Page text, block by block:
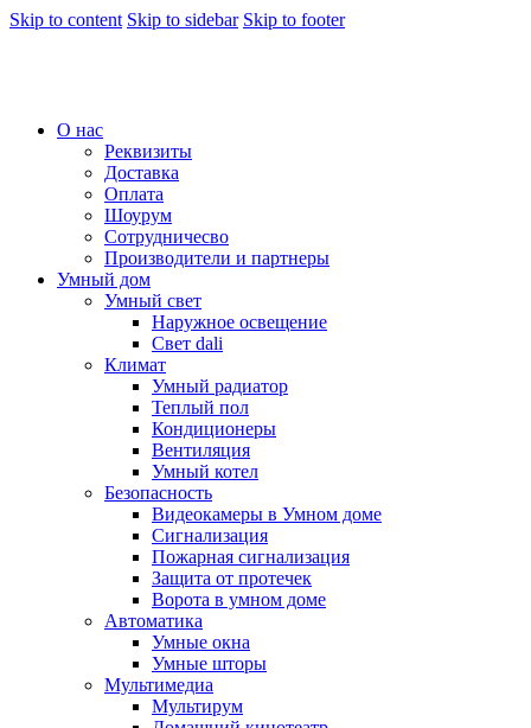
Skip to content Skip to sidebar Skip to footer
О нас
Реквизиты
Доставка
Оплата
Шоурум
Сотрудничесво
Производители и партнеры
Умный дом
Умный свет
Наружное освещение
Свет dali
Климат
Умный радиатор
Теплый пол
Кондиционеры
Вентиляция
Умный котел
Безопасность
Видеокамеры в Умном доме
Сигнализация
Пожарная сигнализация
Защита от протечек
Ворота в умном доме
Автоматика
Умные окна
Умные шторы
Мультимедиа
Мультирум